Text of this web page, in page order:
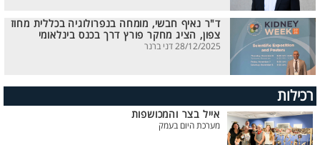
ד"ר נאיף חבשי, מומחה בנפרולוגיה בכללית מחוז
צפון, הציג מחקר פורץ דרך בכנס בינלאומי
28/12/2025 דני ברנר
רכילות
אייל בצר והמכושפות
מערכת היום בעמק